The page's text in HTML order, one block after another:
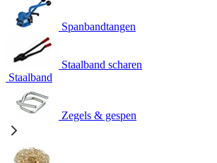
Spanbandtangen
Staalband scharen
Staalband
Zegels & gespen